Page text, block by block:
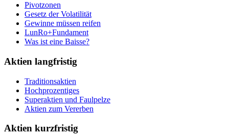
Pivotzonen
Gesetz der Volatilität
Gewinne müssen reifen
LunRo+Fundament
Was ist eine Baisse?
Aktien langfristig
Traditionsaktien
Hochprozentiges
Superaktien und Faulpelze
Aktien zum Vererben
Aktien kurzfristig